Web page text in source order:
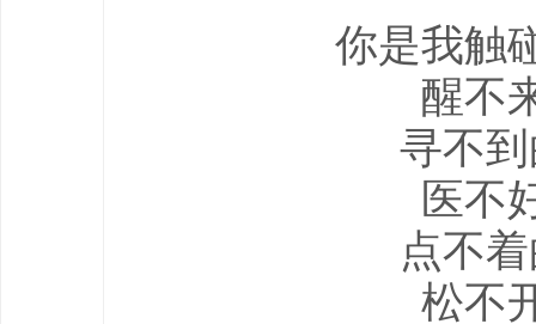
你是我触
醒不
寻不
医不
点不
松不